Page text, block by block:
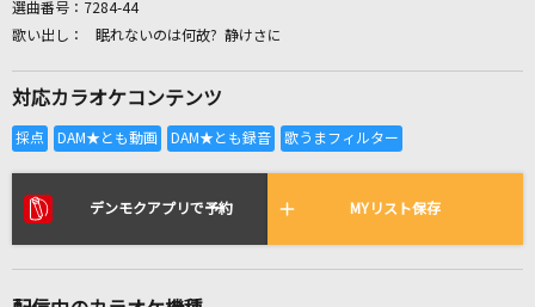
全国りれき
リアルタイムで歌われている曲の一覧
選曲番号： 7284-44
眠れないのは何故? 静けさに
対応カラオケコンテンツ
デンモクアプリで予約 MYリスト保存